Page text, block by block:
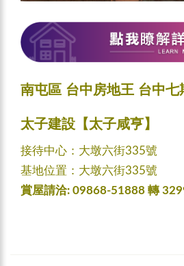
南屯區 台中房地王 台中七
太子建設【太子咸亨】
接待中心：大墩六街335號
基地位置：大墩六街335號
賞屋請洽: 09868-51888 轉